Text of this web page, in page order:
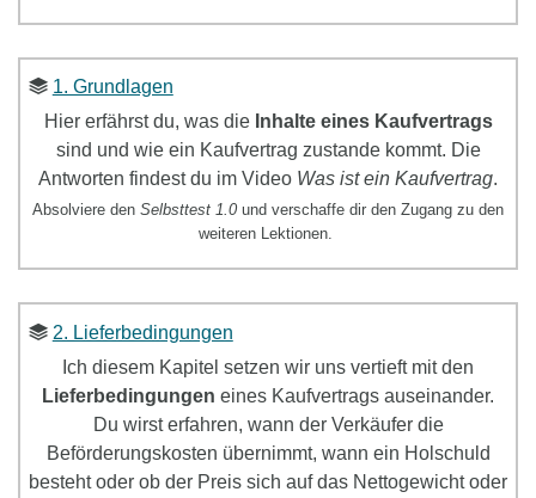
1. Grundlagen
Hier erfährst du, was die Inhalte eines Kaufvertrags
sind und wie ein Kaufvertrag zustande kommt. Die
Antworten findest du im Video Was ist ein Kaufvertrag.
Absolviere den Selbsttest 1.0 und verschaffe dir den Zugang zu den
weiteren Lektionen.
2. Lieferbedingungen
Ich diesem Kapitel setzen wir uns vertieft mit den
Lieferbedingungen eines Kaufvertrags auseinander.
Du wirst erfahren, wann der Verkäufer die
Beförderungskosten übernimmt, wann ein Holschuld
besteht oder ob der Preis sich auf das Nettogewicht oder